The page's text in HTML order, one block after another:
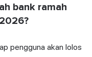
bank ramah
pengguna akan lolos